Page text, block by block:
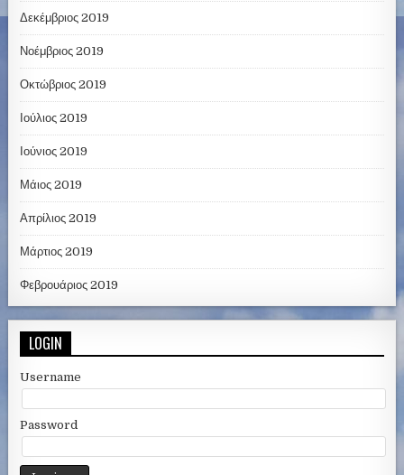
Δεκέμβριος 2019
Νοέμβριος 2019
Οκτώβριος 2019
Ιούλιος 2019
Ιούνιος 2019
Μάιος 2019
Απρίλιος 2019
Μάρτιος 2019
Φεβρουάριος 2019
LOGIN
Username
Password